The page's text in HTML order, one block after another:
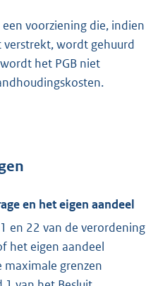
voorziening die, indien
wordt gehuurd
het PGB niet
en het eigen aandeel
en 22 van de verordening
het eigen aandeel
maximale grenzen